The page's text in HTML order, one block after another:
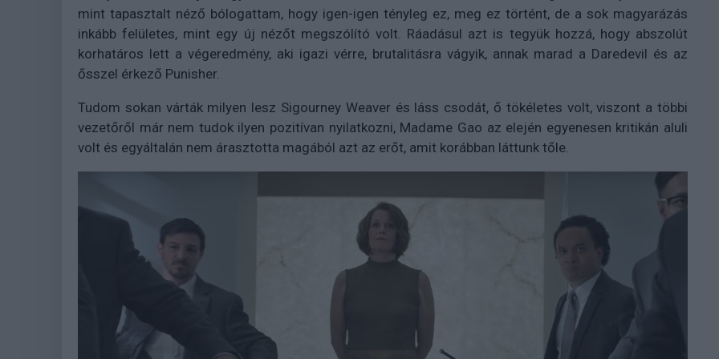
mint tapasztalt néző bólogattam, hogy igen-igen tényleg ez, meg ez történt, de a sok magyarázás
inkább felületes, mint egy új nézőt megszólító volt. Ráadásul azt is tegyük hozzá, hogy abszolút
korhatáros lett a végeredmény, aki igazi vérre, brutalitásra vágyik, annak marad a Daredevil és az
ősszel érkező Punisher.
Tudom sokan várták milyen lesz Sigourney Weaver és láss csodát, ő tökéletes volt, viszont a többi
vezetőről már nem tudok ilyen pozitívan nyilatkozni, Madame Gao az elején egyenesen kritikán aluli
volt és egyáltalán nem árasztotta magából azt az erőt, amit korábban láttunk tőle.